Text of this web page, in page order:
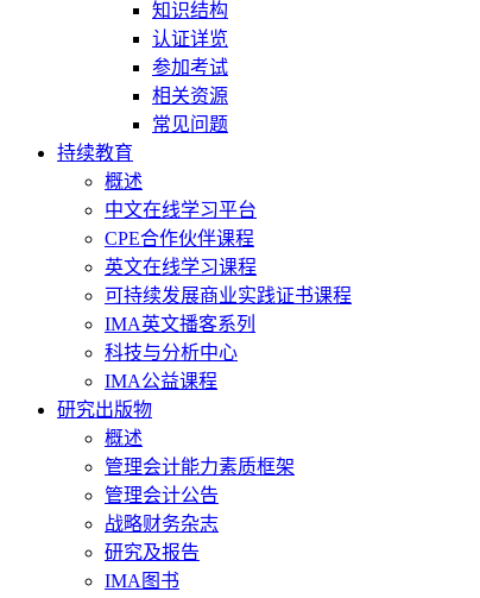
知识结构
认证详览
参加考试
相关资源
常见问题
持续教育
概述
中文在线学习平台
CPE合作伙伴课程
英文在线学习课程
可持续发展商业实践证书课程
IMA英文播客系列
科技与分析中心
IMA公益课程
研究出版物
概述
管理会计能力素质框架
管理会计公告
战略财务杂志
研究及报告
IMA图书